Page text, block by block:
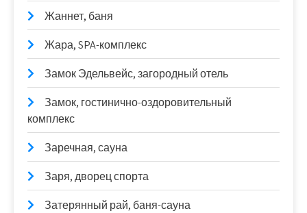
Жаннет, баня
Жара, SPA-комплекс
Замок Эдельвейс, загородный отель
Замок, гостинично-оздоровительный
комплекс
Заречная, сауна
Заря, дворец спорта
Затерянный рай, баня-сауна